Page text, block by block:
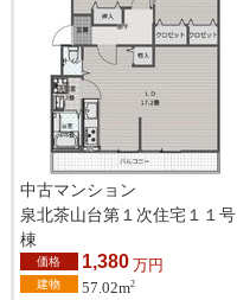
中古マンション
泉北茶山台第１次住宅１１号
棟
価格 1,380 万円
建物 57.02m2